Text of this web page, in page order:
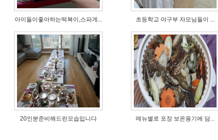
아이들이좋아하는떡복이,스파게... 초등학교 야구부 자모님들이 ...
20인분준비해드린모습입니다 메뉴별로 포장 보온용기에 담...